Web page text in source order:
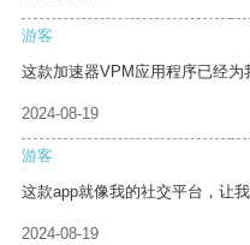
游客
这款加速器VPM应用程序已经为
2024-08-19
游客
这款app就像我的社交平台，让
2024-08-19